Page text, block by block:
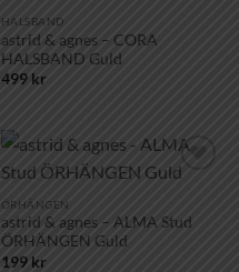
HALSBAND
astrid & agnes – CORA
HALSBAND Guld
499 kr
ÖRHÄNGEN
astrid & agnes – ALMA Stud
ÖRHÄNGEN Guld
199 kr